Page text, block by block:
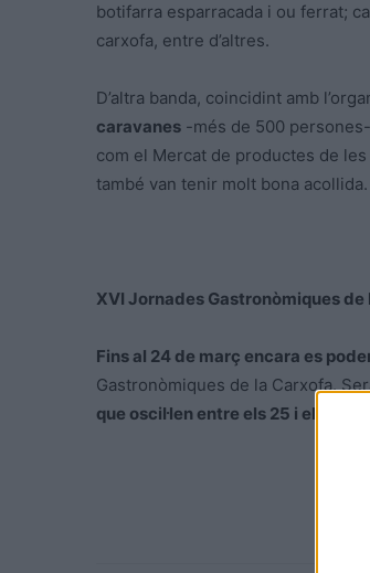
botifarra esparracada i ou ferrat;
carxofa, entre d’altres.
D’altra banda, coincidint amb
caravanes -més de 500 persones-
com el Mercat de productes de
també van tenir molt bona acollida.
XVI Jornades Gastronòmiques de
Fins al 24 de març encara es
Gastronòmiques de la Carxofa.
que oscil·len entre els 25 i els 30